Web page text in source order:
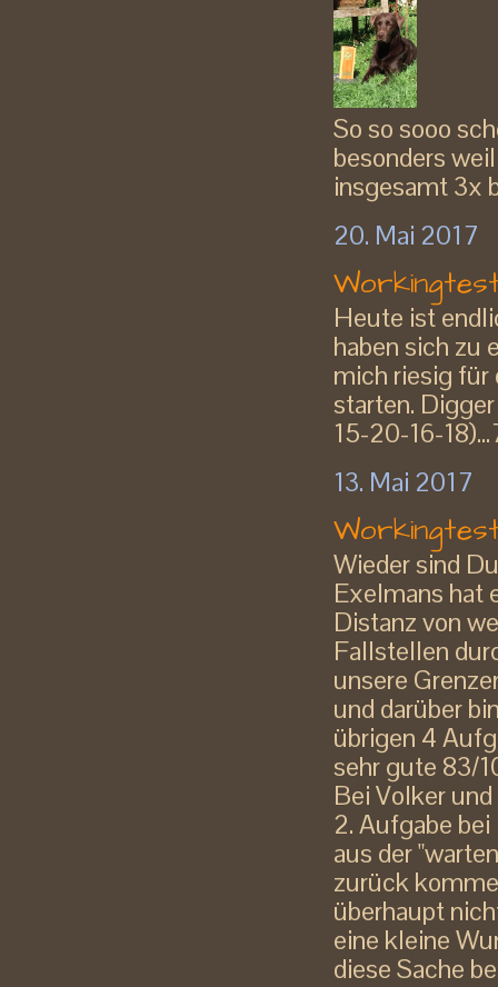
So so sooo
besonders
insgesamt 3x
20. Mai 2017
Heute ist
haben sich zu
mich riesig für
starten.
15-20-16-
13. Mai 2017
Wieder sind
Exelmans hat
Distanz von
Fallstellen
unsere
und darüber
übrigen 4
sehr gute 83/
Bei Volker
2. Aufgabe
aus der
zurück
überhaupt
eine kleine
diese Sache